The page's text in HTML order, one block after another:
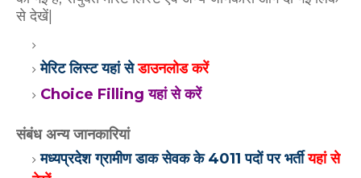
से देखें|
मेरिट लिस्ट यहां सेडाउनलोड करें
Choice Filling यहां से करें
संबंध अन्य जानकारियां
मध्यप्रदेश ग्रामीण डाक सेवक के 4011 पदों पर भर्ती यहां से